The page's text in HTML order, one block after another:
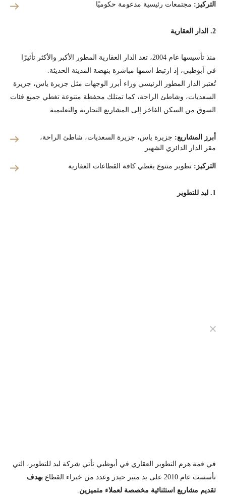
التركيز: مجتمعات رئيسية مدعومة حكوميًا
2. الدار العقارية
منذ تأسيسها عام 2004، تعد الدار العقارية المطور الأكبر والأكثر تأثيرًا
في أبوظبي، إذ ارتبط اسمها مباشرة بنهضة المدينة الحديثة.
تُعتبر الدار المطور الرئيسي وراء أبرز الوجهات مثل جزيرة ياس، جزيرة
السعديات، وشاطئ الراحة، كما تمتلك محفظة متنوعة تغطي جميع فئات
السوق من السكن الفاخر إلى المشاريع التجارية والتعليمية.
أبرز المشاريع: جزيرة ياس، جزيرة السعديات، شاطئ الراحة،
مقر الدار الدائري الشهير
التركيز: تطوير متنوع يغطي كافة القطاعات العقارية
1. ليد للتطوير
في قمة هرم التطوير العقاري في أبوظبي تأتي شركة ليد للتطوير، التي
تأسست عام 2010 على يد منير حيدر وعدد من خبراء القطاع
بهدف
تقديم مشاريع استثنائية مخصصة لعملاء متميزين.